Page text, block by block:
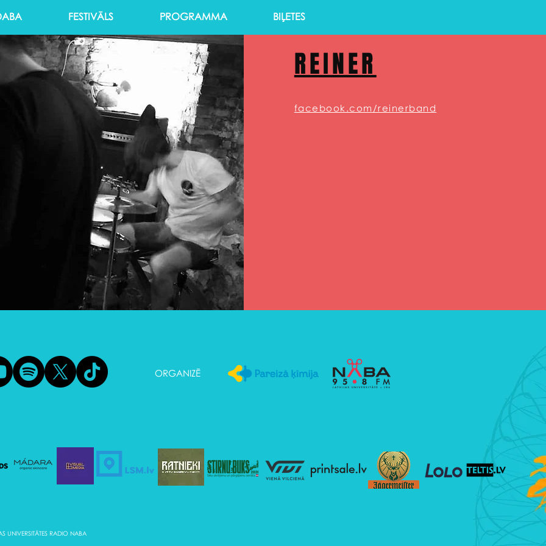
FESTIVĀLS PROGRAMMA BIĻETES
REINER
facebook.com/reinerband
ORGANIZĒ
UNIVERSITĀTES RADIO NABA